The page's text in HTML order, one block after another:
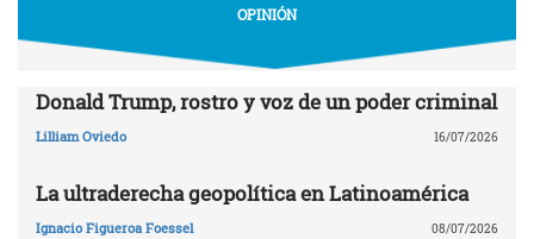
OPINIÓN
Donald Trump, rostro y voz de un poder criminal
Lilliam Oviedo 16/07/2026
La ultraderecha geopolítica en Latinoamérica
Ignacio Figueroa Foessel 08/07/2026